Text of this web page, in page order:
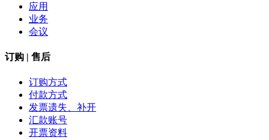
应用
业务
会议
订购 | 售后
订购方式
付款方式
发票遗失、补开
汇款账号
开票资料